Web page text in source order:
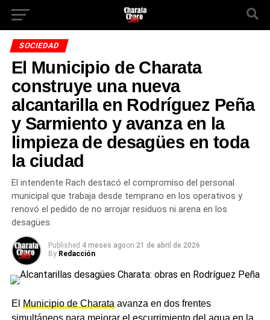
SOCIEDAD
El Municipio de Charata
construye una nueva
alcantarilla en Rodríguez Peña
y Sarmiento y avanza en la
limpieza de desagües en toda
la ciudad
El intendente Rach destacó el compromiso del personal
municipal que trabaja desde temprano en los operativos y
renovó el pedido de no arrojar residuos ni arena en los
desagües.
Published 4 meses agoon 21 de abril de 2026
By Redacción
El Municipio de Charata avanza en dos frentes
simultáneos para mejorar el escurrimiento del agua en la